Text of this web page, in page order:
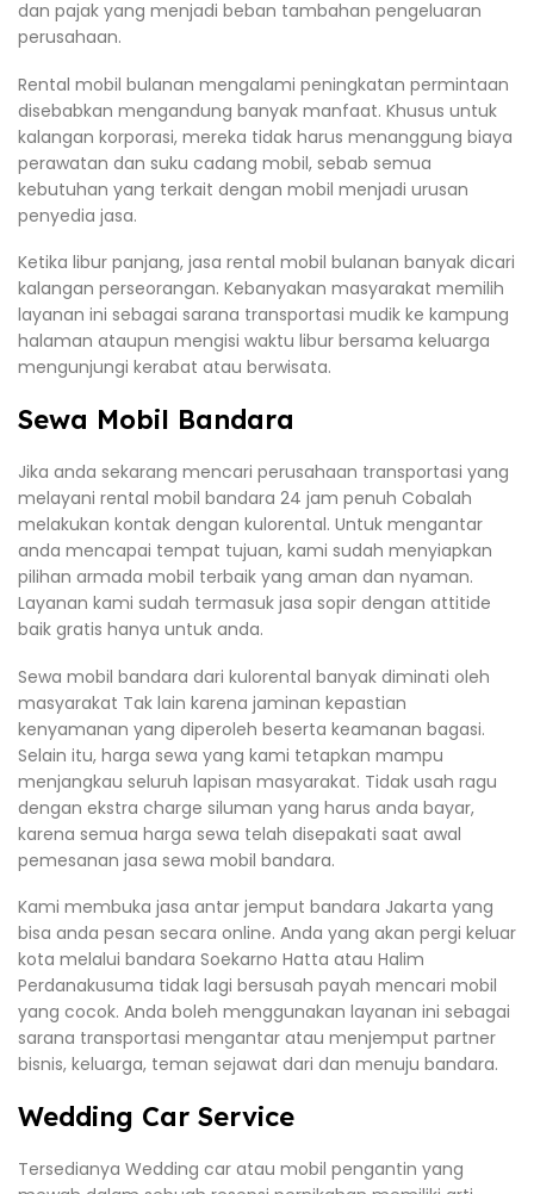
dan pajak yang menjadi beban tambahan pengeluaran
perusahaan.
Rental mobil bulanan mengalami peningkatan permintaan
disebabkan mengandung banyak manfaat. Khusus untuk
kalangan korporasi, mereka tidak harus menanggung biaya
perawatan dan suku cadang mobil, sebab semua
kebutuhan yang terkait dengan mobil menjadi urusan
penyedia jasa.
Ketika libur panjang, jasa rental mobil bulanan banyak dicari
kalangan perseorangan. Kebanyakan masyarakat memilih
layanan ini sebagai sarana transportasi mudik ke kampung
halaman ataupun mengisi waktu libur bersama keluarga
mengunjungi kerabat atau berwisata.
Sewa Mobil Bandara
Jika anda sekarang mencari perusahaan transportasi yang
melayani rental mobil bandara 24 jam penuh Cobalah
melakukan kontak dengan kulorental. Untuk mengantar
anda mencapai tempat tujuan, kami sudah menyiapkan
pilihan armada mobil terbaik yang aman dan nyaman.
Layanan kami sudah termasuk jasa sopir dengan attitide
baik gratis hanya untuk anda.
Sewa mobil bandara dari kulorental banyak diminati oleh
masyarakat Tak lain karena jaminan kepastian
kenyamanan yang diperoleh beserta keamanan bagasi.
Selain itu, harga sewa yang kami tetapkan mampu
menjangkau seluruh lapisan masyarakat. Tidak usah ragu
dengan ekstra charge siluman yang harus anda bayar,
karena semua harga sewa telah disepakati saat awal
pemesanan jasa sewa mobil bandara.
Kami membuka jasa antar jemput bandara Jakarta yang
bisa anda pesan secara online. Anda yang akan pergi keluar
kota melalui bandara Soekarno Hatta atau Halim
Perdanakusuma tidak lagi bersusah payah mencari mobil
yang cocok. Anda boleh menggunakan layanan ini sebagai
sarana transportasi mengantar atau menjemput partner
bisnis, keluarga, teman sejawat dari dan menuju bandara.
Wedding Car Service
Tersedianya Wedding car atau mobil pengantin yang